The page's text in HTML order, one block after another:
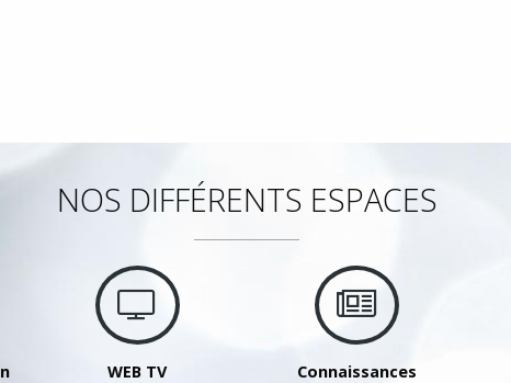
NOS DIFFÉRENTS ESPACES
WEB TV
Connaissances